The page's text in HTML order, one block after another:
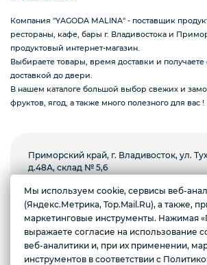
Ингредиенты для
Компания "YAGODA MALINA" - поставщик
рестораны, кафе, бары г. Владивостока и
продуктовый интернет-магазин.
Выбираете товары, время доставки и получаете
доставкой до двери.
В нашем каталоге большой выбор свежих и
фруктов, ягод, а также много полезного для вас !
Приморский край, г. Владивосток, ул.
д.48А, склад № 5,6
Пн-пт с 8.00 до 18.00, суббота с 9.00 до
Воскресенье выходной
*Instagram призана экстремистской
Мы используем cookie, сервисы веб-
(Яндекс.Метрика, Top.Mail.Ru), а также,
маркетинговые инструменты. Нажимая
выражаете согласие на использование
веб-аналитики и, при их применении,
инструментов в соответствии с
Желаете подозвать
Да